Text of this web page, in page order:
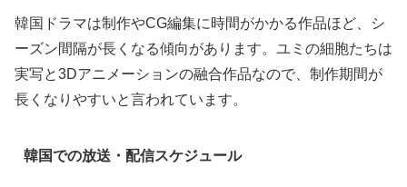
韓国ドラマは制作やCG編集に時間がかかる作品ほど、シ
ーズン間隔が長くなる傾向があります。ユミの細胞たちは
実写と3Dアニメーションの融合作品なので、制作期間が
長くなりやすいと言われています。
韓国での放送・配信スケジュール